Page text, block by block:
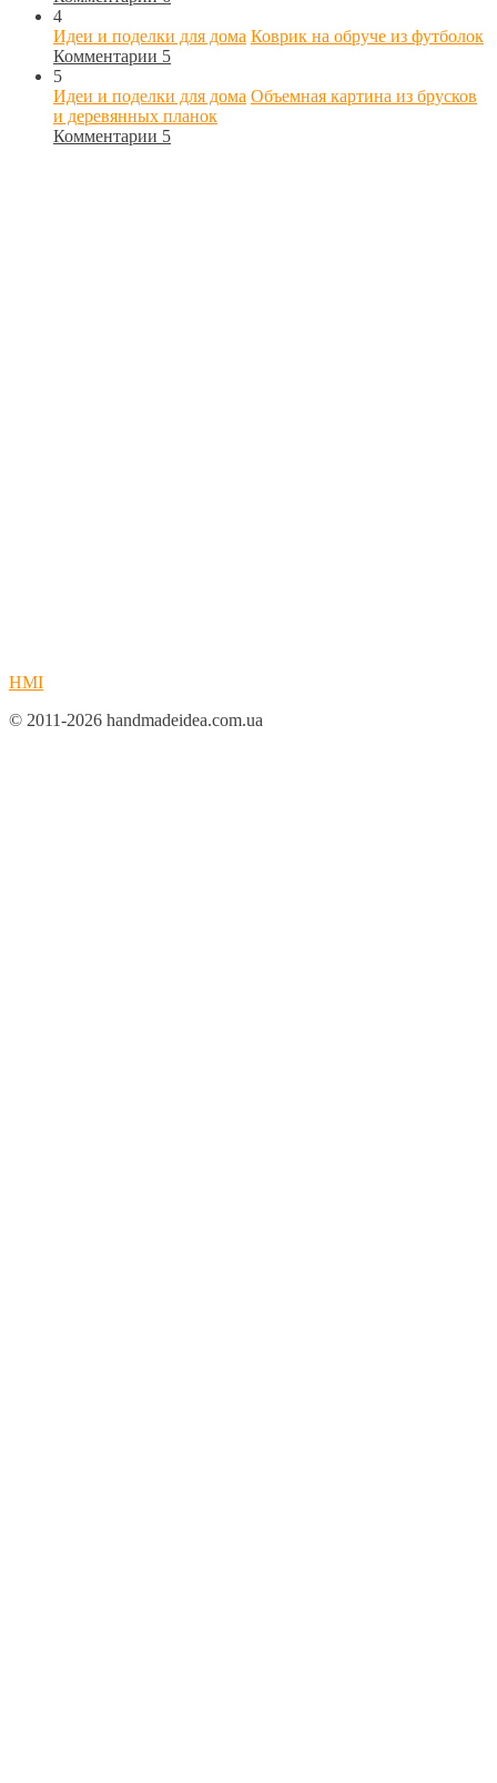
4
Идеи и поделки для дома Коврик на обруче из футболок
Комментарии 5
5
Идеи и поделки для дома Объемная картина из брусков
и деревянных планок
Комментарии 5
HMI
© 2011-2026 handmadeidea.com.ua